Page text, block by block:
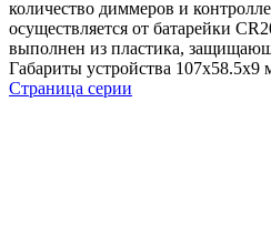
количество диммеров и
осуществляется от батарейки
выполнен из пластика,
Габариты устройства 107x58.5x9
Страница серии